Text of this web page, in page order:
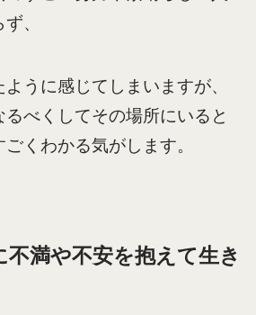
、
うに感じてしまいますが、
べくしてその場所にいると
くわかる気がします。
不満や不安を抱えて生き